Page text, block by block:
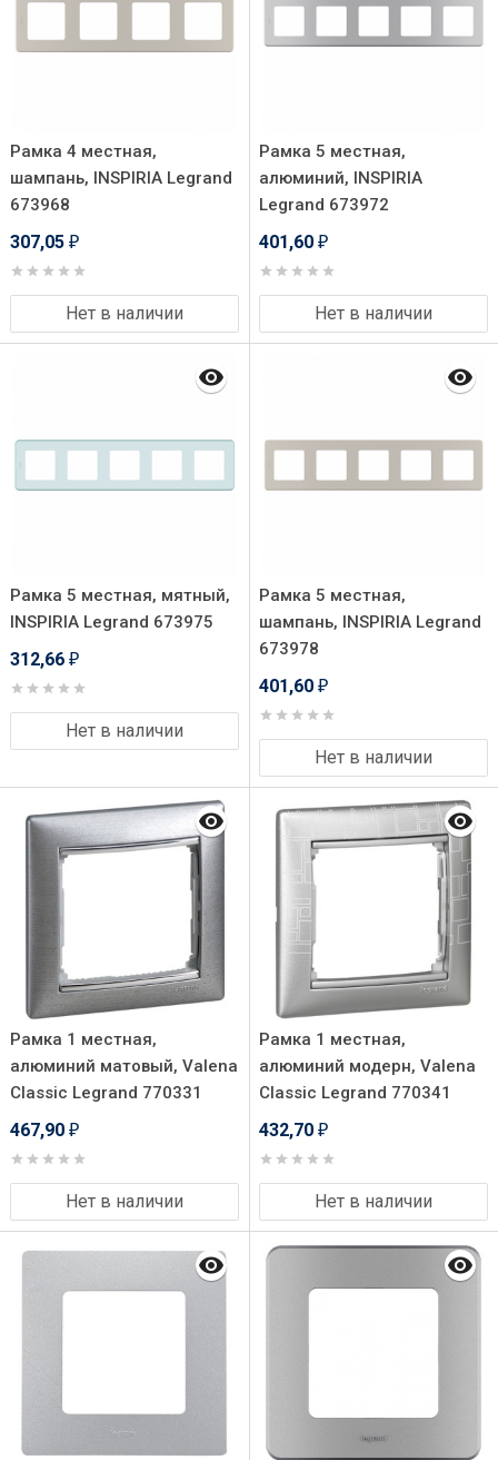
Рамка 4 местная,
шампань, INSPIRIA Legrand
673968
307,05 ₽
Нет в наличии
Рамка 5 местная,
алюминий, INSPIRIA
Legrand 673972
401,60 ₽
Нет в наличии
Рамка 5 местная, мятный,
INSPIRIA Legrand 673975
312,66 ₽
Нет в наличии
Рамка 5 местная,
шампань, INSPIRIA Legrand
673978
401,60 ₽
Нет в наличии
Рамка 1 местная,
алюминий матовый, Valena
Classic Legrand 770331
467,90 ₽
Нет в наличии
Рамка 1 местная,
алюминий модерн, Valena
Classic Legrand 770341
432,70 ₽
Нет в наличии